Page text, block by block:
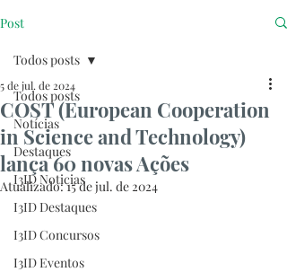
Post
Todos posts
Notícias
Destaques
I3ID Noticias
I3ID Destaques
I3ID Concursos
I3ID Eventos
Todos posts
COST (European Cooperation
in Science and Technology)
lança 60 novas Ações
5 de jul. de 2024
Atualizado:15 de jul. de 2024